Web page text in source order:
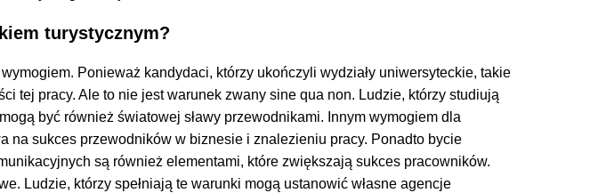
turystycznym?
Ponieważ kandydaci, którzy ukończyli wydziały uniwersyteckie, takie
tej pracy. Ale to nie jest warunek zwany sine qua non. Ludzie, którzy studiują
być również światowej sławy przewodnikami. Innym wymogiem dla
na sukces przewodników w biznesie i znalezieniu pracy. Ponadto bycie
są również elementami, które zwiększają sukces pracowników.
Ludzie, którzy spełniają te warunki mogą ustanowić własne agencje